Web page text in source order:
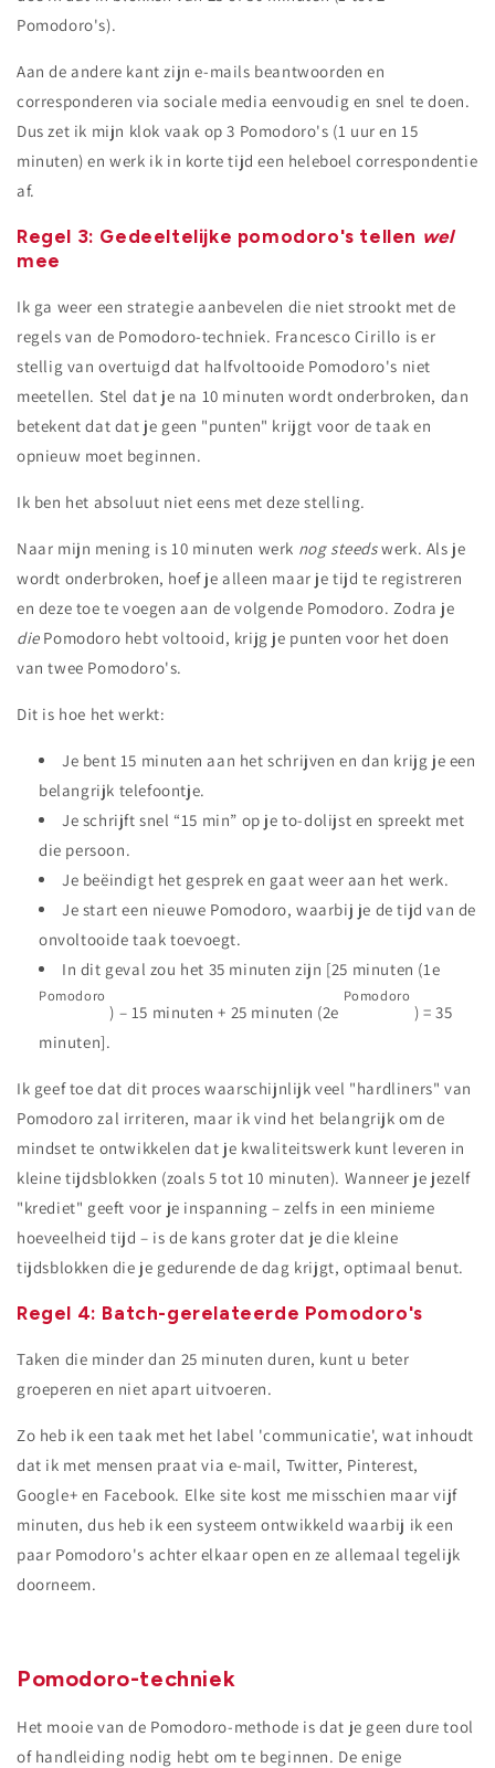
Pomodoro's).
Aan de andere kant zijn e-mails beantwoorden en
corresponderen via sociale media eenvoudig en snel te doen.
Dus zet ik mijn klok vaak op 3 Pomodoro's (1 uur en 15
minuten) en werk ik in korte tijd een heleboel correspondentie
af.
Regel 3: Gedeeltelijke pomodoro's tellen wel
mee
Ik ga weer een strategie aanbevelen die niet strookt met de
regels van de Pomodoro-techniek. Francesco Cirillo is er
stellig van overtuigd dat halfvoltooide Pomodoro's niet
meetellen. Stel dat je na 10 minuten wordt onderbroken, dan
betekent dat dat je geen "punten" krijgt voor de taak en
opnieuw moet beginnen.
Ik ben het absoluut niet eens met deze stelling.
Naar mijn mening is 10 minuten werk nog steedswerk. Als je
wordt onderbroken, hoef je alleen maar je tijd te registreren
en deze toe te voegen aan de volgende Pomodoro. Zodra je
diePomodoro hebt voltooid, krijg je punten voor het doen
van twee Pomodoro's.
Dit is hoe het werkt:
Je bent 15 minuten aan het schrijven en dan krijg je een
belangrijk telefoontje.
Je schrijft snel “15 min” op je to-dolijst en spreekt met
die persoon.
Je beëindigt het gesprek en gaat weer aan het werk.
Je start een nieuwe Pomodoro, waarbij je de tijd van de
onvoltooide taak toevoegt.
In dit geval zou het 35 minuten zijn [25 minuten (1e
Pomodoro
) – 15 minuten + 25 minuten (2e
Pomodoro
) = 35
minuten].
Ik geef toe dat dit proces waarschijnlijk veel "hardliners" van
Pomodoro zal irriteren, maar ik vind het belangrijk om de
mindset te ontwikkelen dat je kwaliteitswerk kunt leveren in
kleine tijdsblokken (zoals 5 tot 10 minuten). Wanneer je jezelf
"krediet" geeft voor je inspanning – zelfs in een minieme
hoeveelheid tijd – is de kans groter dat je die kleine
tijdsblokken die je gedurende de dag krijgt, optimaal benut.
Regel 4: Batch-gerelateerde Pomodoro's
Taken die minder dan 25 minuten duren, kunt u beter
groeperen en niet apart uitvoeren.
Zo heb ik een taak met het label 'communicatie', wat inhoudt
dat ik met mensen praat via e-mail, Twitter, Pinterest,
Google+ en Facebook. Elke site kost me misschien maar vijf
minuten, dus heb ik een systeem ontwikkeld waarbij ik een
paar Pomodoro's achter elkaar open en ze allemaal tegelijk
doorneem.
Pomodoro-techniek
Het mooie van de Pomodoro-methode is dat je geen dure tool
of handleiding nodig hebt om te beginnen. De enige